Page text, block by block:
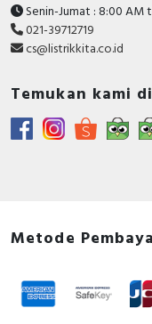
Senin-Jumat : 8:00 AM
021-39712719
cs@listrikkita.co.id
Temukan kami di
Metode